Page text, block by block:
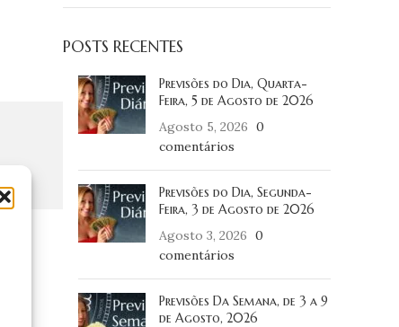
POSTS RECENTES
Previsões do Dia, Quarta-
Feira, 5 de Agosto de 2026
Agosto 5, 2026 0
comentários
Previsões do Dia, Segunda-
Feira, 3 de Agosto de 2026
Agosto 3, 2026 0
comentários
Previsões Da Semana, de 3 a 9
de Agosto, 2026